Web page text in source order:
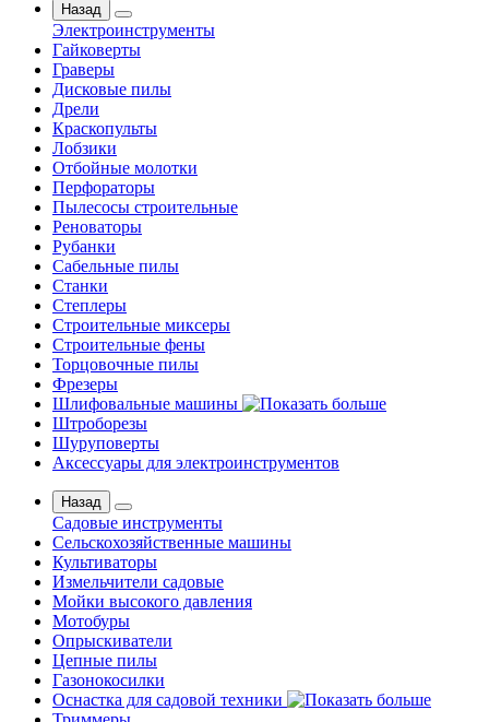
Назад
Электроинструменты
Гайковерты
Граверы
Дисковые пилы
Дрели
Краскопульты
Лобзики
Отбойные молотки
Перфораторы
Пылесосы строительные
Реноваторы
Рубанки
Сабельные пилы
Станки
Степлеры
Строительные миксеры
Строительные фены
Торцовочные пилы
Фрезеры
Шлифовальные машины
Штроборезы
Шуруповерты
Аксессуары для электроинструментов
Назад
Садовые инструменты
Сельскохозяйственные машины
Культиваторы
Измельчители садовые
Мойки высокого давления
Мотобуры
Опрыскиватели
Цепные пилы
Газонокосилки
Оснастка для садовой техники